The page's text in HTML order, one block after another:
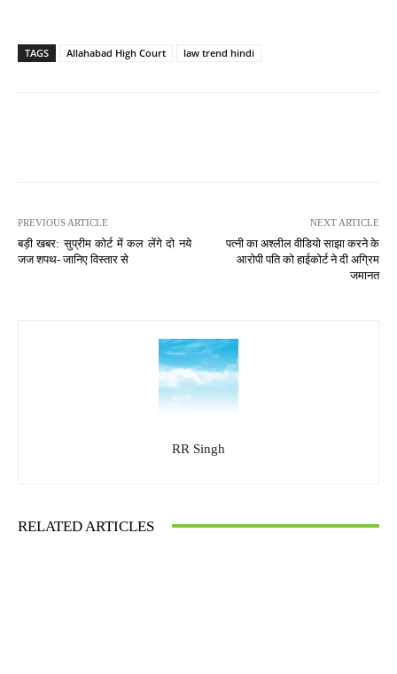
TAGS Allahabad High Court law trend hindi
PREVIOUS ARTICLE
बड़ी खबर: सुप्रीम कोर्ट में कल लेंगे दो नये
जज शपथ- जानिए विस्तार से
NEXT ARTICLE
पत्नी का अश्लील वीडियो साझा करने के
आरोपी पति को हाईकोर्ट ने दी अग्रिम
जमानत
RR Singh
RELATED ARTICLES